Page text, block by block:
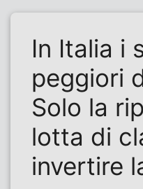
In Italia i
peggiori
Solo la
lotta di
invertire